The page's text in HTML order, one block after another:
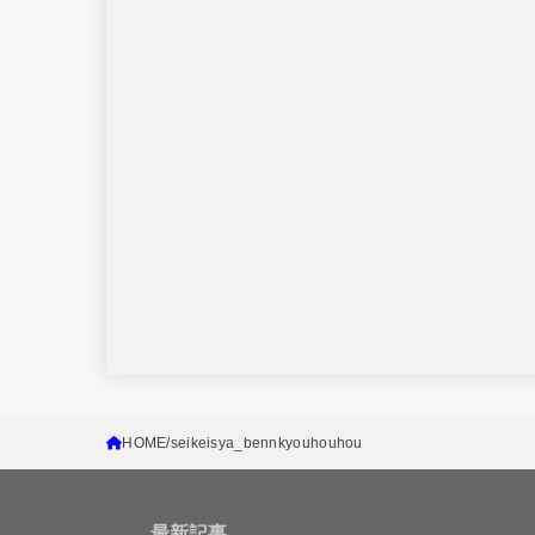
HOME seikeisya_bennkyouhouhou